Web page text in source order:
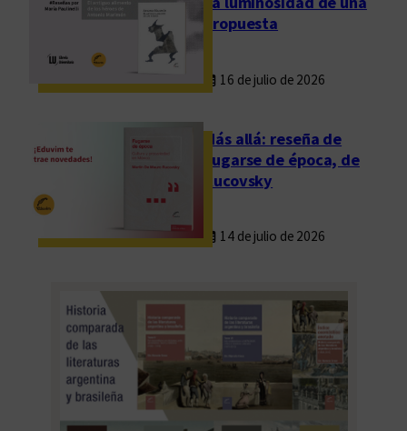
propuesta
16 de julio de 2026
Más allá: reseña de
Fugarse de época, de
Rucovsky
14 de julio de 2026